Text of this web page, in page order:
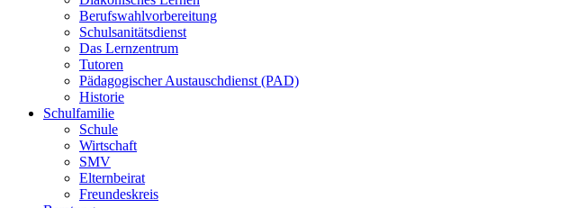
Berufswahlvorbereitung
Schulsanitätsdienst
Das Lernzentrum
Tutoren
Pädagogischer Austauschdienst (PAD)
Historie
Schulfamilie
Schule
Wirtschaft
SMV
Elternbeirat
Freundeskreis